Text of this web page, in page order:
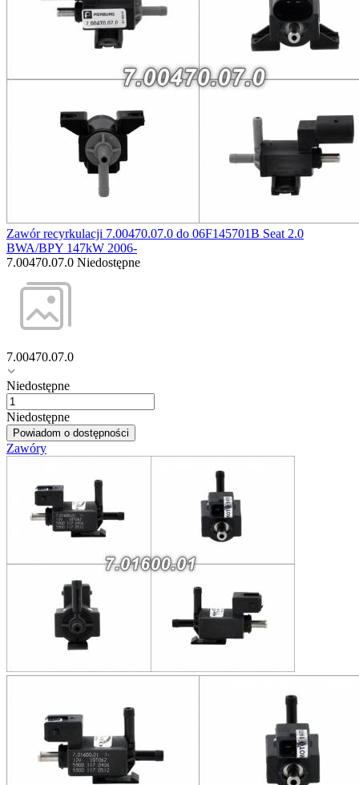
Zawór recyrkulacji 7.00470.07.0 do 06F145701B Seat 2.0
BWA/BPY 147kW 2006-
7.00470.07.0 Niedostępne
7.00470.07.0
Niedostępne
Niedostępne
Powiadom o dostępności
Zawóry